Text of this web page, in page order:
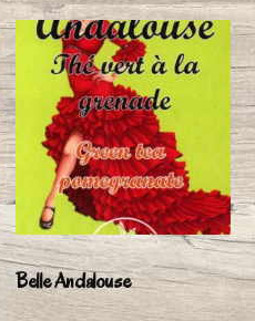
Belle Andalouse